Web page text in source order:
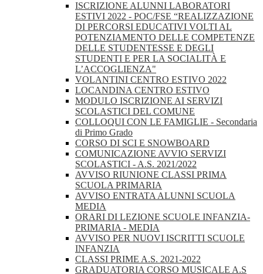
ISCRIZIONE ALUNNI LABORATORI
ESTIVI 2022 - POC/FSE “REALIZZAZIONE
DI PERCORSI EDUCATIVI VOLTI AL
POTENZIAMENTO DELLE COMPETENZE
DELLE STUDENTESSE E DEGLI
STUDENTI E PER LA SOCIALITÀ E
L’ACCOGLIENZA"
VOLANTINI CENTRO ESTIVO 2022
LOCANDINA CENTRO ESTIVO
MODULO ISCRIZIONE AI SERVIZI
SCOLASTICI DEL COMUNE
COLLOQUI CON LE FAMIGLIE - Secondaria
di Primo Grado
CORSO DI SCI E SNOWBOARD
COMUNICAZIONE AVVIO SERVIZI
SCOLASTICI - A.S. 2021/2022
AVVISO RIUNIONE CLASSI PRIMA
SCUOLA PRIMARIA
AVVISO ENTRATA ALUNNI SCUOLA
MEDIA
ORARI DI LEZIONE SCUOLE INFANZIA-
PRIMARIA - MEDIA
AVVISO PER NUOVI ISCRITTI SCUOLE
INFANZIA
CLASSI PRIME A.S. 2021-2022
GRADUATORIA CORSO MUSICALE A.S